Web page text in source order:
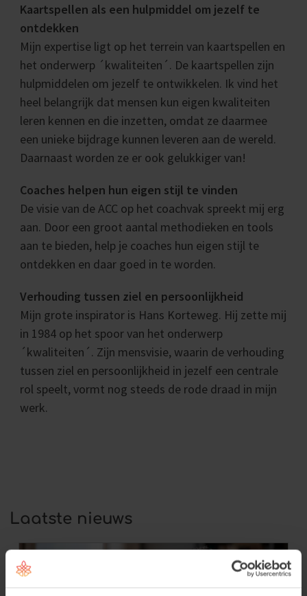
Kaartspellen als een hulpmiddel om jezelf te
ontdekken
Mijn expertise ligt op het terrein van kaartspellen en
het onderwerp ´kwaliteiten´. De kaartspellen zijn
hulpmiddelen om jezelf te ontwikkelen. Ik vind het
heel belangrijk dat mensen kun eigen kwaliteiten
leren kennen en die inzetten, omdat ze daarmee
een unieke bijdrage kunnen leveren aan de wereld.
Daarnaast worden ze er ook gelukkiger van!
Coaches helpen hun eigen stijl te vinden
De visie van de ACC op het coachvak spreekt mij erg
aan. Door een groot aantal methodieken en tools
aan te bieden, help je coaches hun eigen stijl te
ontdekken en daar goed in te worden.
Verhouding tussen ziel en persoonlijkheid
Mijn grote inspirator is Hans Korteweg. Hij zette mij
in 1984 op het spoor van het onderwerp
´kwaliteiten´. Zijn mensvisie, waarin de verhouding
tussen ziel en persoonlijkheid in jezelf een centrale
rol speelt, vormt nog steeds de rode draad in mijn
werk.
Laatste nieuws